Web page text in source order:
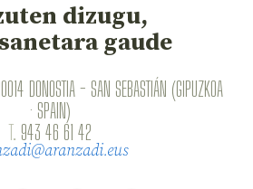
dizugu,
gaude
DONOSTIA - SAN SEBASTIÁN (GIPUZKOA
· SPAIN)
T. 943 46 61 42